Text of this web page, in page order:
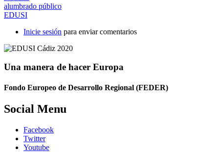
alumbrado público
EDUSI
Inicie sesión para enviar comentarios
Una manera de hacer Europa
Fondo Europeo de Desarrollo Regional (FEDER)
Social Menu
Facebook
Twitter
Youtube